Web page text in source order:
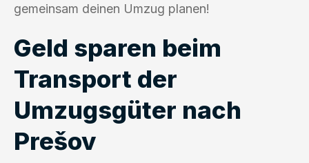
gemeinsam deinen Umzug planen!
Geld sparen beim
Transport der
Umzugsgüter nach
Prešov